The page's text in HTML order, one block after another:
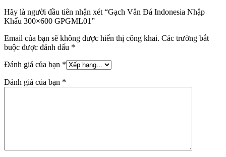
Hãy là người đầu tiên nhận xét “Gạch Vân Đá Indonesia Nhập
Khẩu 300×600 GPGML01”
Email của bạn sẽ không được hiển thị công khai. Các trường bắt
buộc được đánh dấu *
Đánh giá của bạn *
Đánh giá của bạn *